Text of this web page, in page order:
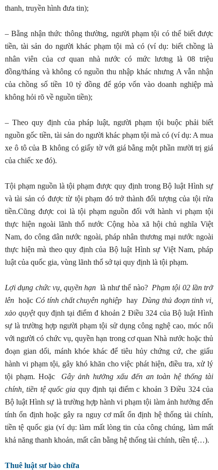
thanh, truyền hình đưa tin);
– Bằng nhận thức thông thường, người phạm tội có thể biết được
tiền, tài sản do người khác phạm tội mà có (ví dụ: biết chồng là
nhân viên của cơ quan nhà nước có mức lương là 08 triệu
đồng/tháng và không có nguồn thu nhập khác nhưng A vẫn nhận
của chồng số tiền 10 tỷ đồng để góp vốn vào doanh nghiệp mà
không hỏi rõ về nguồn tiền);
– Theo quy định của pháp luật, người phạm tội buộc phải biết
nguồn gốc tiền, tài sản do người khác phạm tội mà có (ví dụ: A mua
xe ô tô của B không có giấy tờ với giá bằng một phần mười trị giá
của chiếc xe đó).
Tội phạm nguồn là tội phạm được quy định trong Bộ luật Hình sự
và tài sản có được từ tội phạm đó trở thành đối tượng của tội rửa
tiền.Cũng được coi là tội phạm nguồn đối với hành vi phạm tội
thực hiện ngoài lãnh thổ nước Cộng hòa xã hội chủ nghĩa Việt
Nam, do công dân nước ngoài, pháp nhân thương mại nước ngoài
thực hiện mà theo quy định của Bộ luật Hình sự Việt Nam, pháp
luật của quốc gia, vùng lãnh thổ sở tại quy định là tội phạm.
Lợi dụng chức vụ, quyền hạn là như thế nào? Phạm tội 02 lần trở
lên hoặc Có tính chất chuyên nghiệp hay Dùng thủ đoạn tinh vi
xảo quyệtquy định tại điểm đ khoản 2 Điều 324 của Bộ luật Hình
sự là trường hợp người phạm tội sử dụng công nghệ cao, móc nối
với người có chức vụ, quyền hạn trong cơ quan Nhà nước hoặc thủ
đoạn gian dối, mánh khóe khác để tiêu hủy chứng cứ, che giấu
hành vi phạm tội, gây khó khăn cho việc phát hiện, điều tra, xử lý
tội phạm. Hoặc Gây ảnh hưởng xấu đến an toàn hệ thống tài
chính, tiền tệ quốc gia quy định tại điểm c khoản 3 Điều 324 của
Bộ luật Hình sự là trường hợp hành vi phạm tội làm ảnh hưởng đến
tính ổn định hoặc gây ra nguy cơ mất ổn định hệ thống tài chính,
tiền tệ quốc gia (ví dụ: làm mất lòng tin của công chúng, làm mất
khả năng thanh khoản, mất cân bằng hệ thống tài chính, tiền tệ…).
Thuê luật sư bào chữa